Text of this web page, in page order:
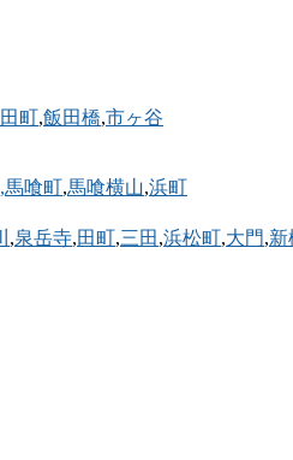
町,飯田橋,市ヶ谷
,馬喰町,馬喰横山,浜町
,泉岳寺,田町,三田 ,浜松町,大門,新